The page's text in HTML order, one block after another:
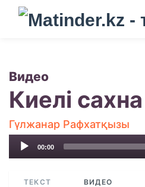
Видео
Киелі сахна
Гүлжанар Рафхатқызы
Audio
00:00
ТЕКСТ ВИДЕО